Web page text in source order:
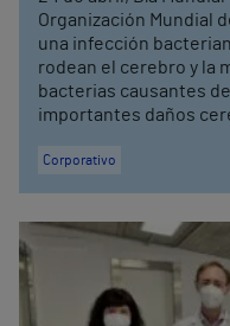
Organización Mundial
una infección
rodean el cerebro y la
bacterias causantes
importantes daños
Corporativo